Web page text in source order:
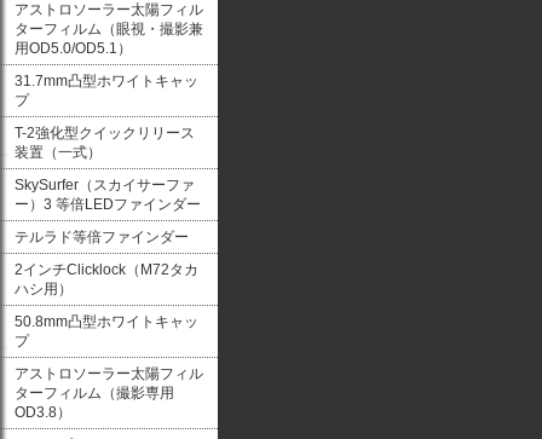
アストロソーラー太陽フィル
ターフィルム（眼視・撮影兼
用OD5.0/OD5.1）
31.7mm凸型ホワイトキャッ
プ
T-2強化型クイックリリース
装置（一式）
SkySurfer（スカイサーファ
ー）3 等倍LEDファインダー
テルラド等倍ファインダー
2インチClicklock（M72タカ
ハシ用）
50.8mm凸型ホワイトキャッ
プ
アストロソーラー太陽フィル
ターフィルム（撮影専用
OD3.8）